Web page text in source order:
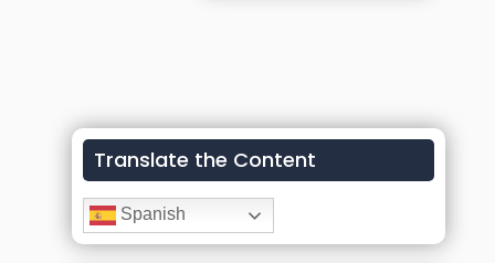
Translate the Content
Spanish